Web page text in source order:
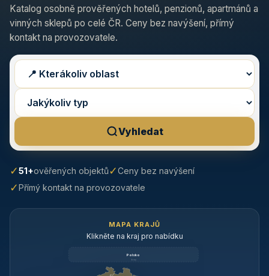
Katalog osobně prověřených hotelů, penzionů, apartmánů a
vinných sklepů po celé ČR. Ceny bez navýšení, přímý
kontakt na provozovatele.
Vyhledat
✓51+ověřených objektů✓Ceny bez navýšení
✓Přímý kontakt na provozovatele
MAPA KRAJŮ
Klikněte na kraj pro nabídku
Polsko
brzy